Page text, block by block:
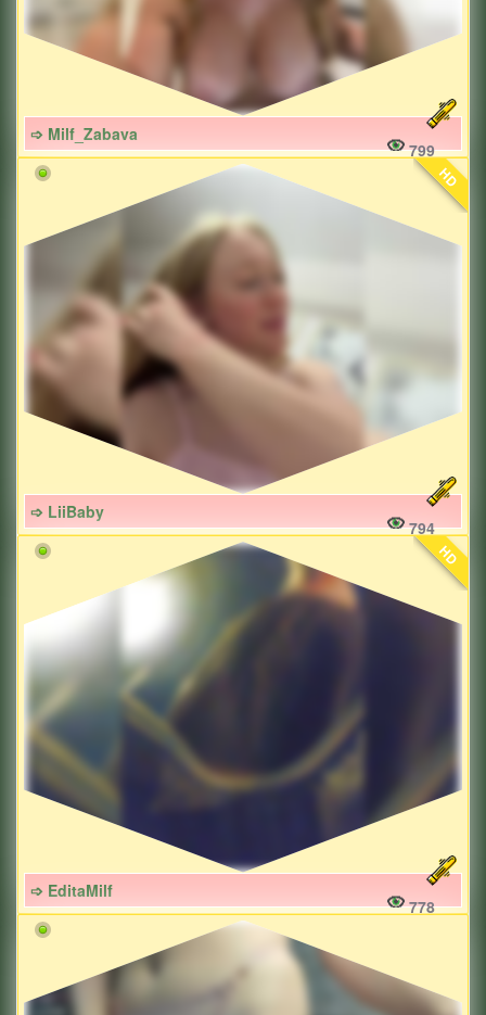
➩ Milf_Zabava
799
HD
➩ LiiBaby
794
HD
➩ EditaMilf
778